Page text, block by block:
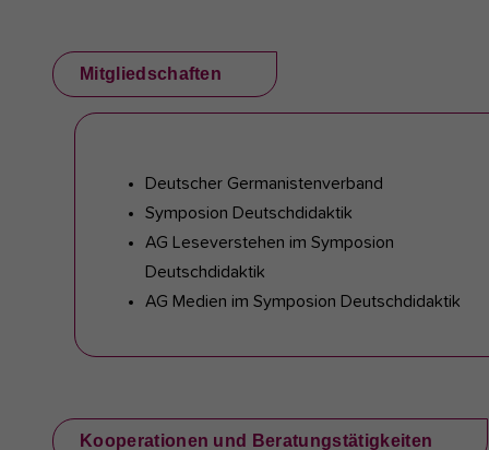
Mitgliedschaften
Deutscher Germanistenverband
Symposion Deutschdidaktik
AG Leseverstehen im Symposion
Deutschdidaktik
AG Medien im Symposion Deutschdidaktik
Kooperationen und Beratungstätigkeiten